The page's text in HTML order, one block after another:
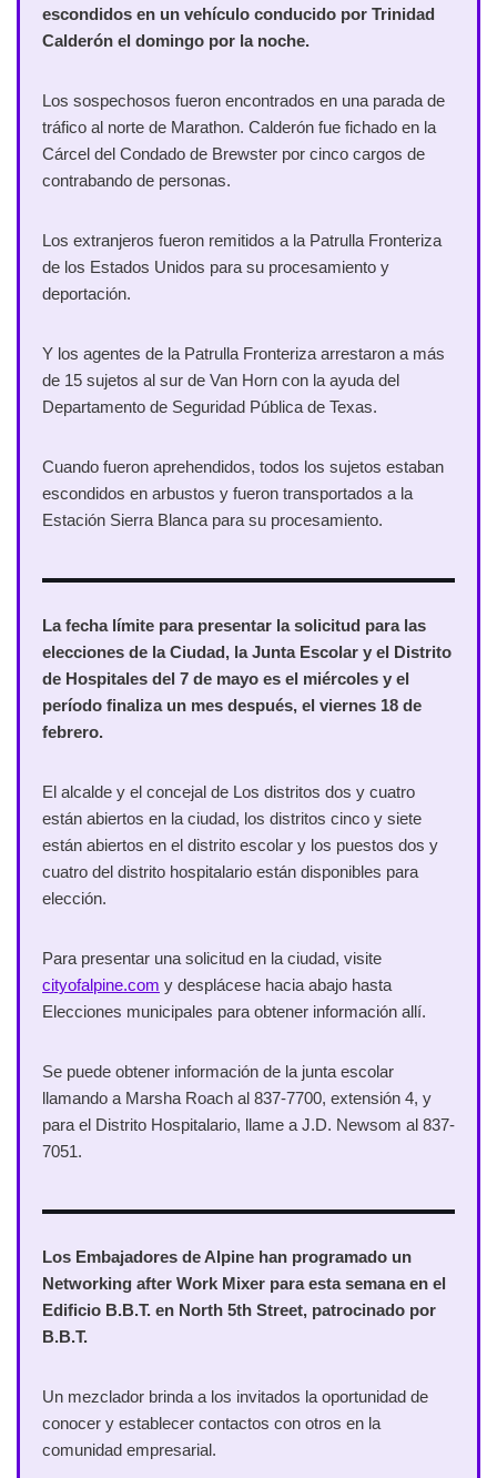
escondidos en un vehículo conducido por Trinidad
Calderón el domingo por la noche.
Los sospechosos fueron encontrados en una parada de
tráfico al norte de Marathon. Calderón fue fichado en la
Cárcel del Condado de Brewster por cinco cargos de
contrabando de personas.
Los extranjeros fueron remitidos a la Patrulla Fronteriza
de los Estados Unidos para su procesamiento y
deportación.
Y los agentes de la Patrulla Fronteriza arrestaron a más
de 15 sujetos al sur de Van Horn con la ayuda del
Departamento de Seguridad Pública de Texas.
Cuando fueron aprehendidos, todos los sujetos estaban
escondidos en arbustos y fueron transportados a la
Estación Sierra Blanca para su procesamiento.
La fecha límite para presentar la solicitud para las
elecciones de la Ciudad, la Junta Escolar y el Distrito
de Hospitales del 7 de mayo es el miércoles y el
período finaliza un mes después, el viernes 18 de
febrero.
El alcalde y el concejal de Los distritos dos y cuatro
están abiertos en la ciudad, los distritos cinco y siete
están abiertos en el distrito escolar y los puestos dos y
cuatro del distrito hospitalario están disponibles para
elección.
Para presentar una solicitud en la ciudad, visite
cityofalpine.com y desplácese hacia abajo hasta
Elecciones municipales para obtener información allí.
Se puede obtener información de la junta escolar
llamando a Marsha Roach al 837-7700, extensión 4, y
para el Distrito Hospitalario, llame a J.D. Newsom al 837-
7051.
Los Embajadores de Alpine han programado un
Networking after Work Mixer para esta semana en el
Edificio B.B.T. en North 5th Street, patrocinado por
B.B.T.
Un mezclador brinda a los invitados la oportunidad de
conocer y establecer contactos con otros en la
comunidad empresarial.